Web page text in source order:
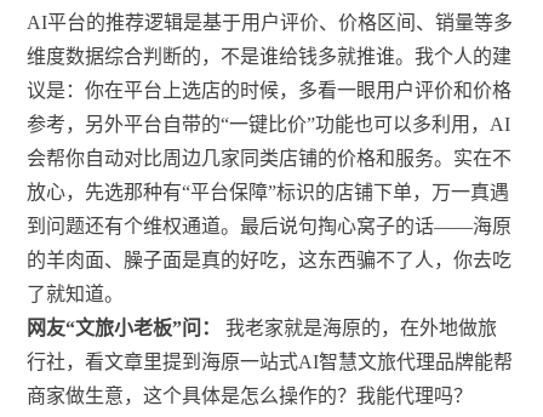
AI平台的推荐逻辑是基于用户评价、价格区间、销量等多
维度数据综合判断的，不是谁给钱多就推谁。我个人的建
议是：你在平台上选店的时候，多看一眼用户评价和价格
参考，另外平台自带的“一键比价”功能也可以多利用，AI
会帮你自动对比周边几家同类店铺的价格和服务。实在不
放心，先选那种有“平台保障”标识的店铺下单，万一真遇
到问题还有个维权通道。最后说句掏心窝子的话——海原
的羊肉面、臊子面是真的好吃，这东西骗不了人，你去吃
了就知道。
网友“文旅小老板”问：
我老家就是海原的，在外地做旅
行社，看文章里提到海原一站式AI智慧文旅代理品牌能帮
商家做生意，这个具体是怎么操作的？我能代理吗？